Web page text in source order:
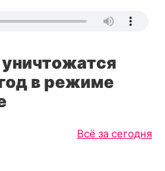
в режиме
Всё за сегодня